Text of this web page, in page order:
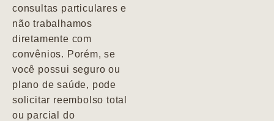
consultas particulares e
não trabalhamos
diretamente com
convênios. Porém, se
você possui seguro ou
plano de saúde, pode
solicitar reembolso total
ou parcial do